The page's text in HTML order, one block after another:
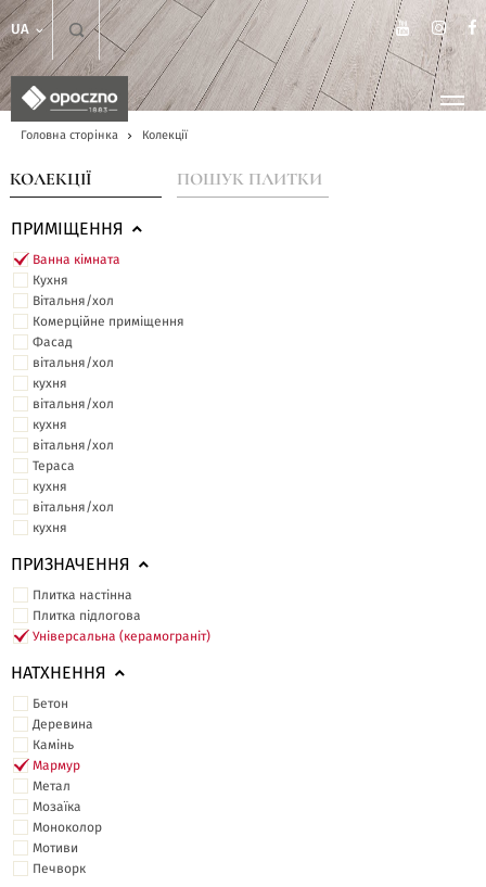
UA
Головна сторінка Колекції
КОЛЕКЦІЇ ПОШУК ПЛИТКИ
ПРИМІЩЕННЯ
Ванна кімната
Кухня
Вітальня/хол
Комерційне приміщення
Фасад
вітальня/хол
кухня
вітальня/хол
кухня
вітальня/хол
Тераса
кухня
вітальня/хол
кухня
ПРИЗНАЧЕННЯ
Плитка настінна
Плитка підлогова
Універсальна (керамограніт)
НАТХНЕННЯ
Бетон
Деревина
Камінь
Мармур
Метал
Мозаїка
Моноколор
Мотиви
Печворк